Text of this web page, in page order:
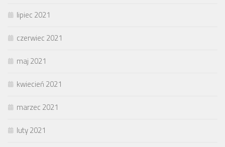
lipiec 2021
czerwiec 2021
maj 2021
kwiecień 2021
marzec 2021
luty 2021